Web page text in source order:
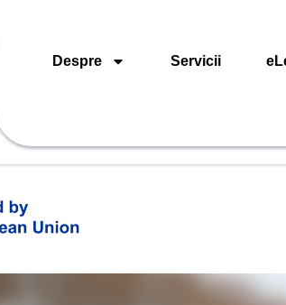
Despre Servicii